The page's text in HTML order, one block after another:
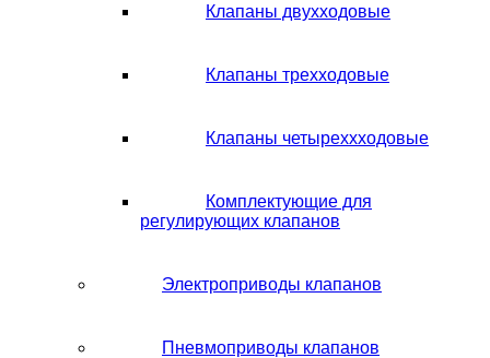
Клапаны двухходовые
Клапаны трехходовые
Клапаны четыреххходовые
Комплектующие для
регулирующих клапанов
Электроприводы клапанов
Пневмоприводы клапанов